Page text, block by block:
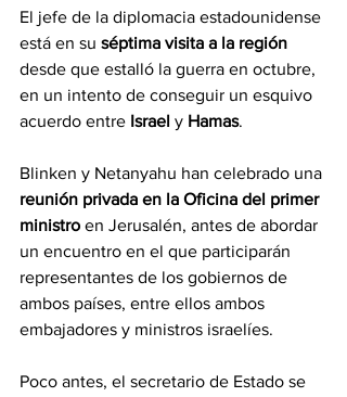
El jefe de la diplomacia estadounidense
está en su séptima visita a la región
desde que estalló la guerra en octubre,
en un intento de conseguir un esquivo
acuerdo entre Israel y Hamas.
Blinken y Netanyahu han celebrado una
reunión privada en la Oficina del primer
ministro en Jerusalén, antes de abordar
un encuentro en el que participarán
representantes de los gobiernos de
ambos países, entre ellos ambos
embajadores y ministros israelíes.
Poco antes, el secretario de Estado se